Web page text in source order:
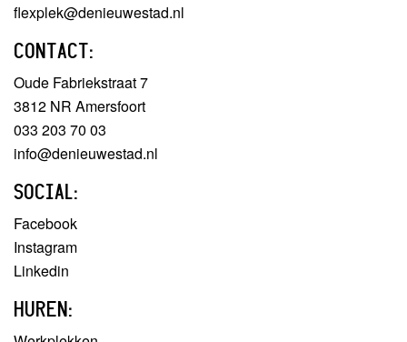
flexplek@denieuwestad.nl
CONTACT:
Oude Fabriekstraat 7
3812 NR Amersfoort
033 203 70 03
info@denieuwestad.nl
SOCIAL:
Facebook
Instagram
Linkedin
HUREN: